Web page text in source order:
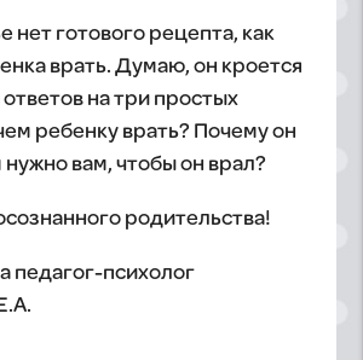
нет готового рецепта, как
врать. Думаю, он кроется
на три простых
ребенку врать? Почему он
нужно вам, чтобы он врал?
родительства!
педагог-психолог